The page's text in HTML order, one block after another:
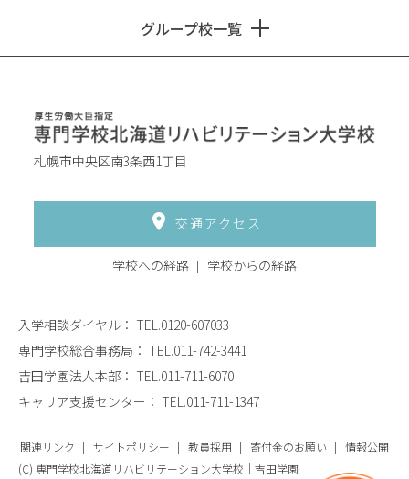
グループ校一覧
札幌市中央区南3条西1丁目
交通アクセス
学校への経路 学校からの経路
入学相談ダイヤル： TEL.0120-607033
専門学校総合事務局： TEL.011-742-3441
吉田学園法人本部： TEL.011-711-6070
キャリア支援センター： TEL.011-711-1347
関連リンク サイトポリシー 教員採用 寄付金のお願い
情報公開
(C) 専門学校北海道リハビリテーション大学校｜吉田学園